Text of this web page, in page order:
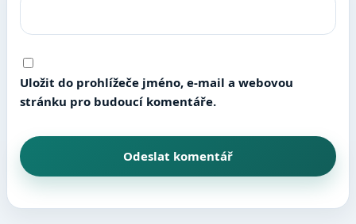
Uložit do prohlížeče jméno, e-mail a webovou
stránku pro budoucí komentáře.
Odeslat komentář